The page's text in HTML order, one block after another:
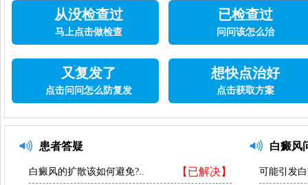
从没检查过
马上点击做检查
已检查过
问问该怎么治
又复发了
点击问问怎么防复发
想快点治好
点击获取方案
患者答疑
【已解决】
白癜风的扩散该如何避免?..
白癜风
可能引发